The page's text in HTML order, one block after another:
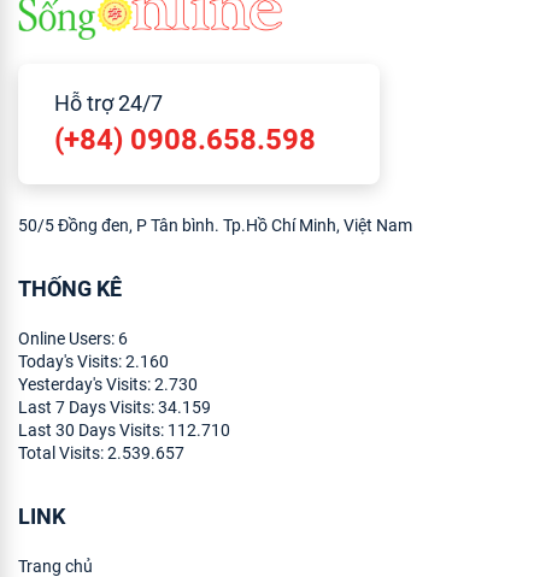
Hỗ trợ 24/7
(+84) 0908.658.598
50/5 Đồng đen, P Tân bình. Tp.Hồ Chí Minh, Việt Nam
THỐNG KÊ
Online Users: 6
Today's Visits:2.160
Yesterday's Visits:2.730
Last 7 Days Visits:34.159
Last 30 Days Visits: 112.710
Total Visits:2.539.657
LINK
Trang chủ